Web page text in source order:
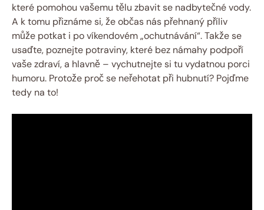
které pomohou vašemu tělu zbavit se nadbytečné vody.
A k tomu přiznáme si, že občas nás přehnaný příliv
může potkat i po víkendovém „ochutnávání“. Takže se
usaďte, poznejte potraviny, které bez námahy podpoří
vaše zdraví, a hlavně – vychutnejte si tu vydatnou porci
humoru. Protože proč se neřehotat při hubnutí? Pojďme
tedy na to!